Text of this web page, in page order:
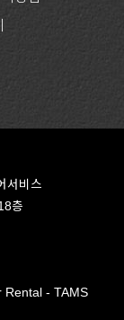
서비스
층
Rental - TAMS